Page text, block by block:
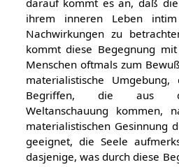
Nachwirkung aufmerksam
darauf kommt es an, daß
ihrem inneren Leben
Nachwirkungen zu
kommt diese Begegnung
Menschen oftmals zum
materialistische
Begriffen, die aus
Weltanschauung kommen,
materialistischen Gesinnung
geeignet, die Seele